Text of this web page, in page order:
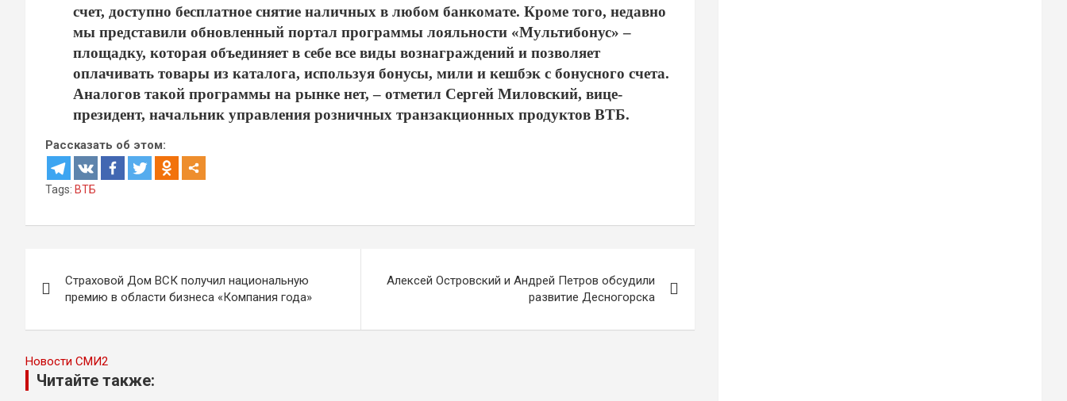
счет, доступно бесплатное снятие наличных в любом банкомате. Кроме того, недавно
мы представили обновленный портал программы лояльности «Мультибонус» –
площадку, которая объединяет в себе все виды вознаграждений и позволяет
оплачивать товары из каталога, используя бонусы, мили и кешбэк с бонусного счета.
Аналогов такой программы на рынке нет, – отметил Сергей Миловский, вице-
президент, начальник управления розничных транзакционных продуктов ВТБ.
Рассказать об этом:
Tags: ВТБ
по
записям
Страховой Дом ВСК получил национальную
премию в области бизнеса «Компания года»
Алексей Островский и Андрей Петров обсудили
развитие Десногорска
Новости СМИ2
Читайте также: